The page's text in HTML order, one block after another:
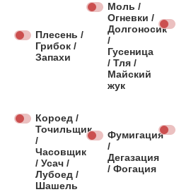
Плесень /
Грибок /
Запахи
Моль /
Огневки /
Долгоносик
/
Гусеница
/ Тля /
Майский
жук
Короед /
Точильщик
/
Часовщик
/ Усач /
Лубоед /
Шашель
Фумигация
/
Дегазация
/ Фогация